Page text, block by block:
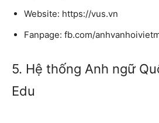
Website: https://vus.vn
Fanpage: fb.com/
5. Hệ thống Anh ngữ
Edu